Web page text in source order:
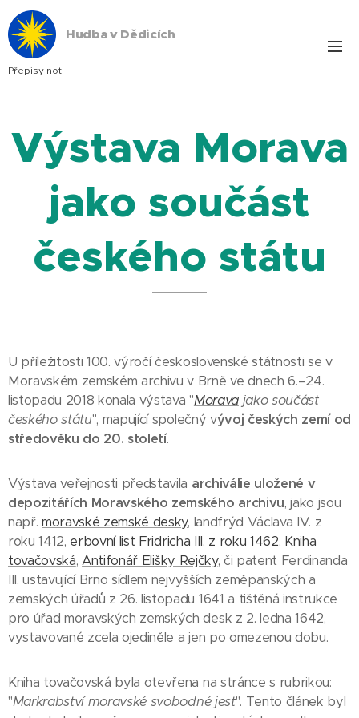
Hudba v Dědicích
Přepisy not
Výstava Morava
jako součást
českého státu
U příležitosti 100. výročí československé státnosti se v
Moravském zemském archivu v Brně ve dnech 6.–24.
listopadu 2018 konala výstava "Moravajako součást
českého státu", mapující společný vývoj českých zemí od
středověku do 20. století.
Výstava veřejnosti představila archiválie uložené v
depozitářích Moravského zemského archivu, jako jsou
např.moravské zemské desky, landfrýd Václava IV. z
roku 1412, erbovní list Fridricha III. z roku 1462, Kniha
tovačovská,Antifonář Elišky Rejčky, či patent Ferdinanda
III. ustavující Brno sídlem nejvyšších zeměpanských a
zemských úřadů z 26. listopadu 1641 a tištěná instrukce
pro úřad moravských zemských desk z 2. ledna 1642,
vystavované zcela ojediněle a jen po omezenou dobu.
Kniha tovačovská byla otevřena na stránce s rubrikou:
"Markrabství moravské svobodné jest". Tento článek byl